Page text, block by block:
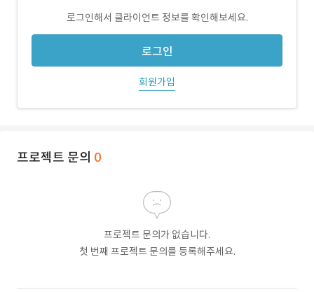
로그인해서 클라이언트 정보를 확인해보세요.
로그인
회원가입
프로젝트 문의 0
프로젝트 문의가 없습니다.
첫 번째 프로젝트 문의를 등록해주세요.